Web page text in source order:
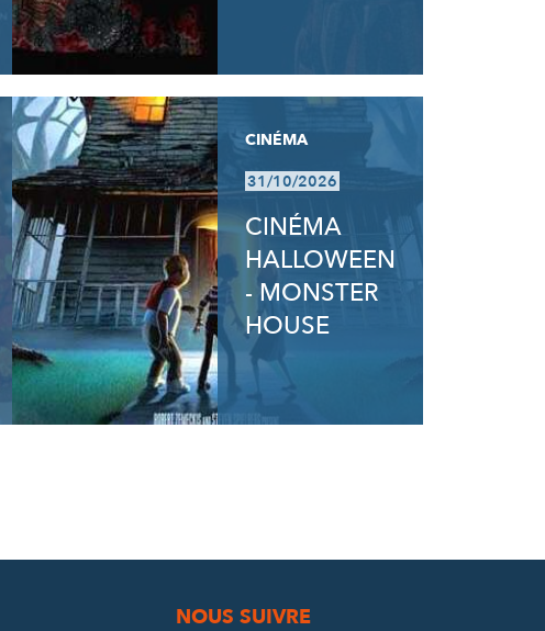
CINÉMA
31/10/2026
CINÉMA
HALLOWEEN
- MONSTER
HOUSE
NOUS SUIVRE